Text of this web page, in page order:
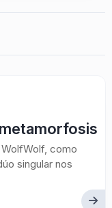
WolfWolf, como
singular nos